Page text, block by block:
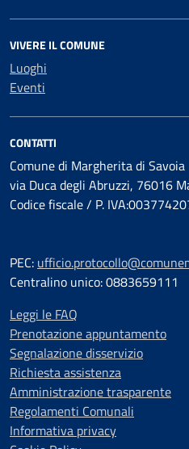
VIVERE IL COMUNE
Luoghi
Eventi
CONTATTI
Comune di Margherita di Savoia
via Duca degli Abruzzi, 76016
Codice fiscale / P.
PEC:
Centralino unico: 0883659111
Leggi le FAQ
Prenotazione appuntamento
Segnalazione disservizio
Richiesta assistenza
Amministrazione trasparente
Regolamenti Comunali
Informativa privacy